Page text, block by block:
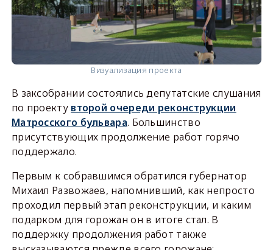
Визуализация проекта
В заксобрании состоялись депутатские слушания
по проекту второй очереди реконструкции
Матросского бульвара. Большинство
присутствующих продолжение работ горячо
поддержало.
Первым к собравшимся обратился губернатор
Михаил Развожаев, напомнивший, как непросто
проходил первый этап реконструкции, и каким
подарком для горожан он в итоге стал. В
поддержку продолжения работ также